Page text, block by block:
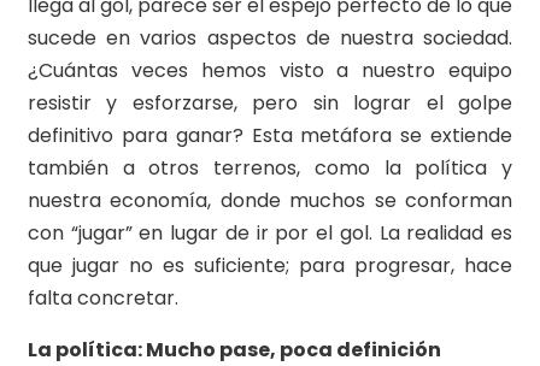
llega al gol, parece ser el espejo perfecto de lo que
sucede en varios aspectos de nuestra sociedad.
¿Cuántas veces hemos visto a nuestro equipo
resistir y esforzarse, pero sin lograr el golpe
definitivo para ganar? Esta metáfora se extiende
también a otros terrenos, como la política y
nuestra economía, donde muchos se conforman
con “jugar” en lugar de ir por el gol. La realidad es
que jugar no es suficiente; para progresar, hace
falta concretar.
La política: Mucho pase, poca definición